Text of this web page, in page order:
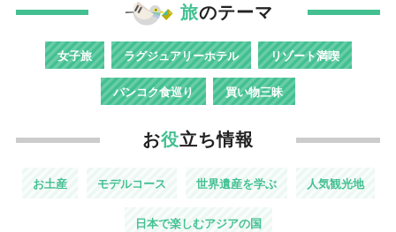
旅のテーマ
女子旅 ラグジュアリーホテル リゾート満喫
バンコク食巡り 買い物三昧
お役立ち情報
お土産 モデルコース 世界遺産を学ぶ 人気観光地
日本で楽しむアジアの国